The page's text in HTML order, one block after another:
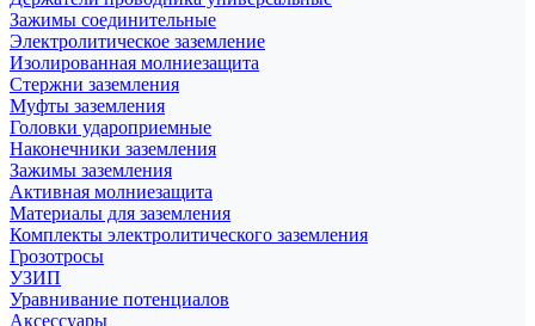
Зажимы соединительные
Электролитическое заземление
Изолированная молниезащита
Стержни заземления
Муфты заземления
Головки удароприемные
Наконечники заземления
Зажимы заземления
Активная молниезащита
Материалы для заземления
Комплекты электролитического заземления
Грозотросы
УЗИП
Уравнивание потенциалов
Аксессуары